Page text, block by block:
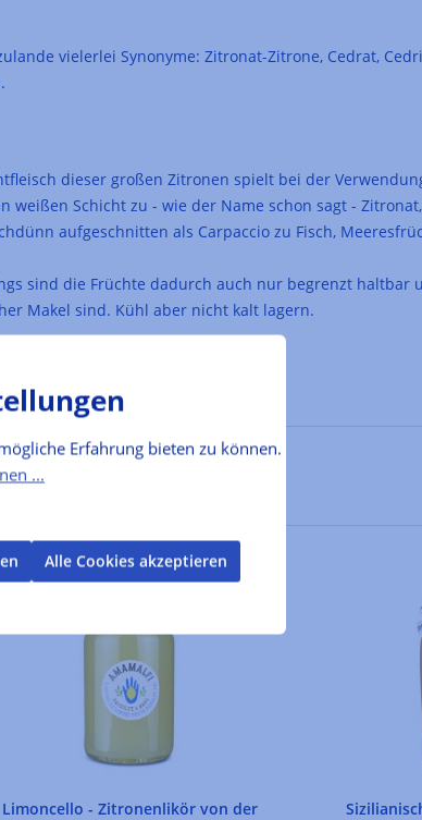
vielerlei Synonyme: Zitronat-Zitrone, Cedrat,
dieser großen Zitronen spielt bei der
Schicht zu - wie der Name schon sagt -
aufgeschnitten als Carpaccio zu Fisch,
sind die Früchte dadurch auch nur begrenzt haltbar
Makel sind. Kühl aber nicht kalt lagern.
Limoncello - Zitronenlikör von der
Erfahrung bieten zu können.
...
Alle Cookies akzeptieren